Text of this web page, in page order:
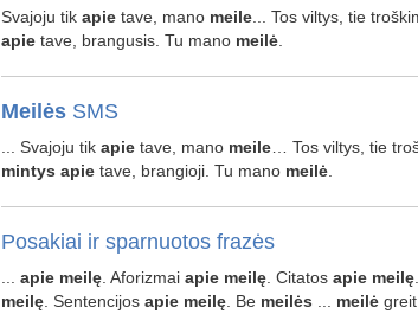
Svajoju tik apietave, mano meile... Tos viltys, tie
apietave, brangusis. Tu mano meilė.
MeilėsSMS
... Svajoju tik apietave, mano meile… Tos viltys, tie
mintys apietave, brangioji. Tu mano meilė.
Posakiai ir sparnuotos frazės
apie meilę. Aforizmai apie meilę. Citatos apie meilę
meilę. Sentencijos apie meilę. Be meilės meilėgreit